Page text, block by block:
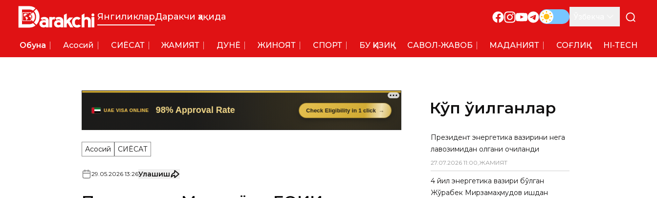
ЯнгиликларДаракчи ҳақида
Обуна Асосий СИËСАТ ЖАМИЯТ ДУНË ЖИНОЯТ СПОРТ БУ ҚИЗИҚ САВОЛ-ЖАВОБ МАДАНИЯТ СОҒЛИҚ HI-TECH
Асосий СИËСАТ
Президент Мирзиёев ЕОИИ
саммитида иштирок этди
Кўп ўқилганлар
Президент энергетика вазирини нега
лавозимидан олгани очиқланди
27.07.2026 11:00,ЖАМИЯТ
4 йил энергетика вазири бўлган
Жўрабек Мирзамаҳмудов ишдан